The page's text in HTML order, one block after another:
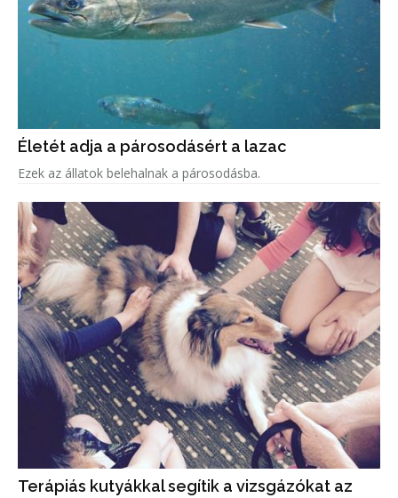
Életét adja a párosodásért a lazac
Ezek az állatok belehalnak a párosodásba.
Terápiás kutyákkal segítik a vizsgázókat az